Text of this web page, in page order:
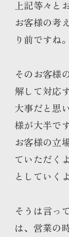
上記等々と
お客様の考
り前ですね。
そのお客様
解して対応
大事だと思
様が大半で
お客様の立
ていただく
としていく
そうは言っ
は、営業の